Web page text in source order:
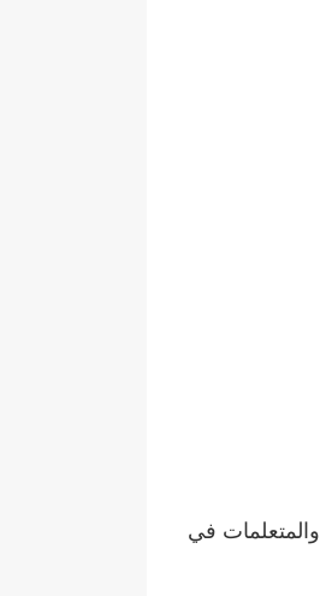
والمتعلمات في